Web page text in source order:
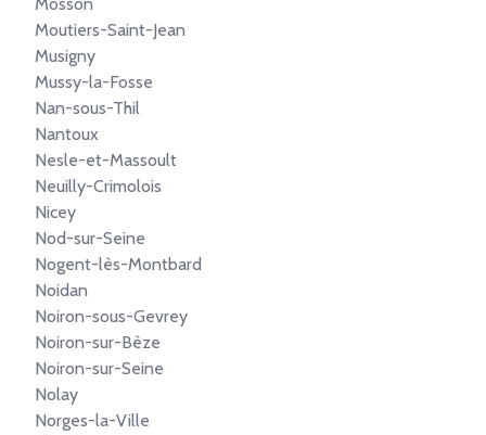
Moutiers-Saint-Jean
Musigny
Mussy-la-Fosse
Nan-sous-Thil
Nantoux
Nesle-et-Massoult
Neuilly-Crimolois
Nicey
Nod-sur-Seine
Nogent-lès-Montbard
Noidan
Noiron-sous-Gevrey
Noiron-sur-Bèze
Noiron-sur-Seine
Nolay
Norges-la-Ville